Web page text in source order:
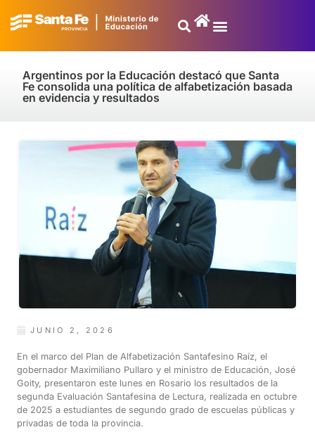
Argentinos por la Educación destacó que Santa
Fe consolida una política de alfabetización basada
en evidencia y resultados
JUNIO 2, 2026
En el marco del Plan de Alfabetización Santafesino Raíz, el
gobernador Maximiliano Pullaro y el ministro de Educación, José
Goity, presentaron este lunes en Rosario los resultados de la
segunda Evaluación Santafesina de Lectura, realizada en octubre
de 2025 a estudiantes de segundo grado de escuelas públicas y
privadas de toda la provincia.